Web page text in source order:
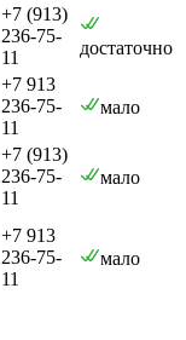
+7 (913)
236-75-
11
достаточно
+7 913
236-75-
11
мало
+7 (913)
236-75-
11
мало
+7 913
236-75-
11
мало